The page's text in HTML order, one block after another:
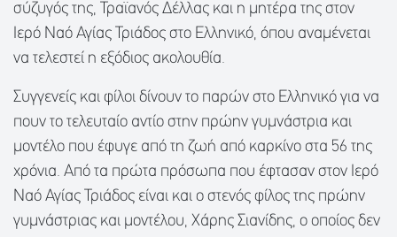
σύζυγός της, Τραϊανός Δέλλας και η μητέρα της στον
Ιερό Ναό Αγίας Τριάδος στο Ελληνικό, όπου αναμένεται
να τελεστεί η εξόδιος ακολουθία.
Συγγενείς και φίλοι δίνουν το παρών στο Ελληνικό για να
πουν το τελευταίο αντίο στην πρώην γυμνάστρια και
μοντέλο που έφυγε από τη ζωή από καρκίνο στα 56 της
χρόνια. Από τα πρώτα πρόσωπα που έφτασαν στον Ιερό
Ναό Αγίας Τριάδος είναι και ο στενός φίλος της πρώην
γυμνάστριας και μοντέλου, Χάρης Σιανίδης, o οποίος δεν